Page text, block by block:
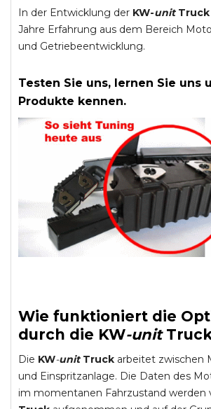
In der Entwicklung der KW-unitTruck
Jahre Erfahrung aus dem Bereich
und Getriebeentwicklung.
Testen Sie uns, lernen Sie uns
Produkte kennen.
Wie funktioniert die
durch die KW-unit
Die KW-unit Truck arbeitet zwischen
und Einspritzanlage. Die Daten des
im momentanen Fahrzustand werden